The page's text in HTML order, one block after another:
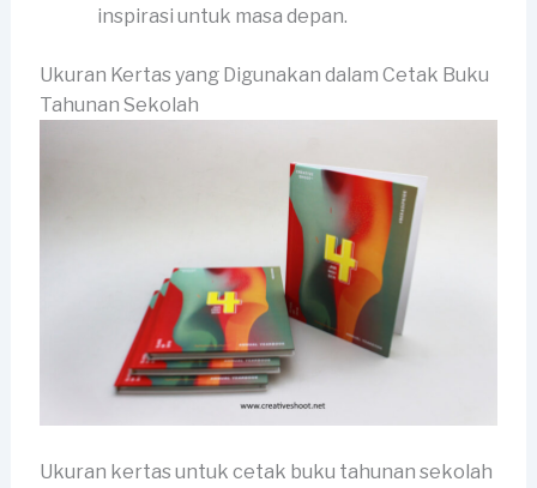
inspirasi untuk masa depan.
Ukuran Kertas yang Digunakan dalam Cetak Buku
Tahunan Sekolah
Ukuran kertas untuk cetak buku tahunan sekolah